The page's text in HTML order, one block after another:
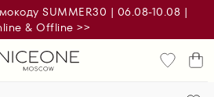
SUMMER30 | 06.08-10.08 |
& Offline >>